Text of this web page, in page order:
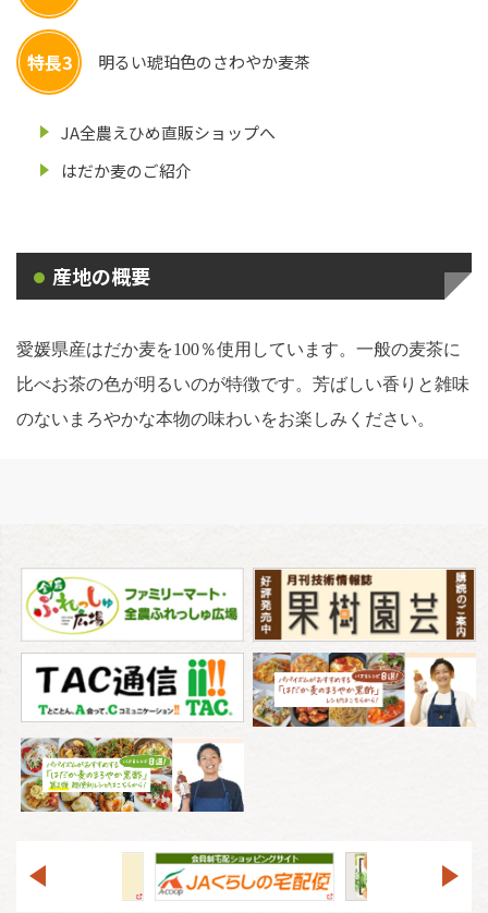
特長3 明るい琥珀色のさわやか麦茶
JA全農えひめ直販ショップへ
はだか麦のご紹介
産地の概要
愛媛県産はだか麦を100％使用しています。一般の麦茶に
比べお茶の色が明るいのが特徴です。芳ばしい香りと雑味
のないまろやかな本物の味わいをお楽しみください。